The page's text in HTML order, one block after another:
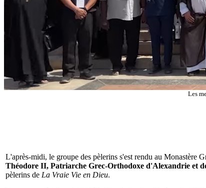
Les
L'après-midi, le groupe des pèlerins s'est rendu au
Théodore II, Patriarche Grec-Orthodoxe d'Alexandrie et
pèlerins de La Vraie Vie en Dieu.